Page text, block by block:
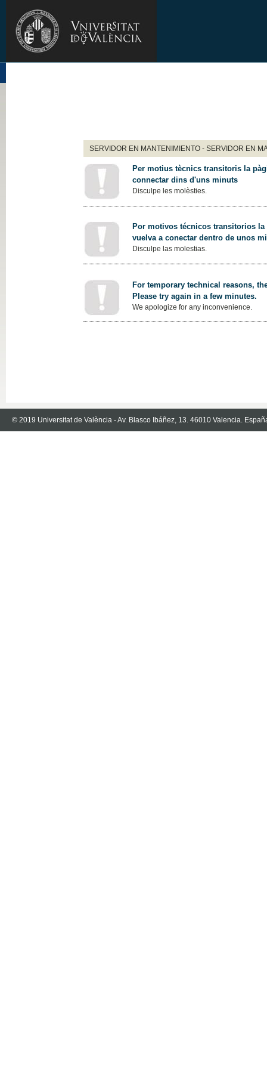
SERVIDOR EN MANTENIMIENTO - SERVIDOR EN
Per motius tècnics transitoris la
connectar dins d'uns minuts
Disculpe les molèsties.
Por motivos técnicos transitorios
vuelva a conectar dentro de unos
Disculpe las molestias.
For temporary technical reasons,
Please try again in a few minutes.
We apologize for any inconvenience.
© 2019 Universitat de València - Av. Blasco Ibáñez, 13. 46010 Valencia.